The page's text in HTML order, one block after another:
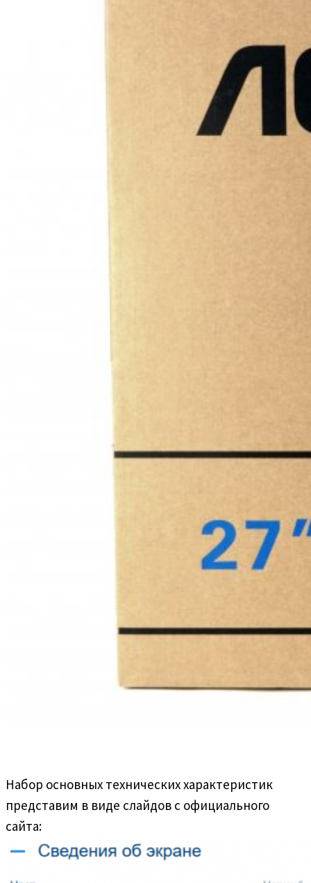
Набор основных технических характеристик
представим в виде слайдов с официального
сайта: